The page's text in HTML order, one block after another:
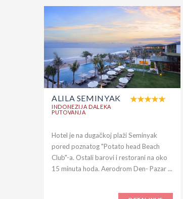
ALILA SEMINYAK
INDONEZIJA DALEKA
PUTOVANJA
Hotel je na dugačkoj plaži Seminyak
pored poznatog "Potato head Beach
Club"-a. Ostali barovi i restorani na oko
15 minuta hoda. Aerodrom Den- Pazar ...